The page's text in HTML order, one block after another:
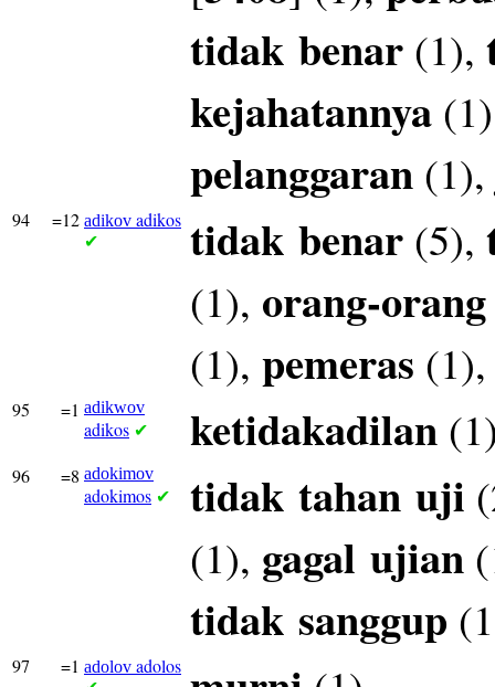
tidak benar (1),
kejahatannya
pelanggaran (1),
94 =12 adikov adikos
✔ tidak benar (5),
(1), orang-orang
(1), pemeras
95 =1 adikwov
adikos ✔ ketidakadilan
96 =8 adokimov
adokimos ✔ tidak tahan uji
(1), gagal ujian
tidak sanggup
97 =1 adolov adolos